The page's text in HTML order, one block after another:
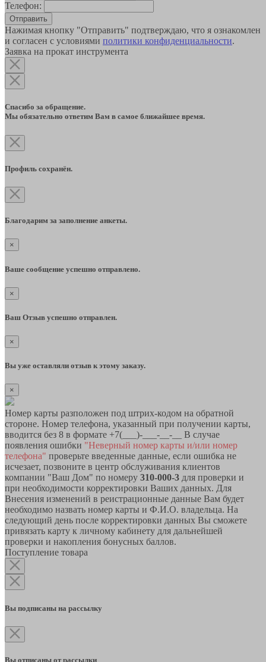
Телефон:
Отправить
Нажимая кнопку "Отправить" подтверждаю, что я ознакомлен
и согласен с условиями политики конфиденциальности.
Заявка на прокат инструмента
Спасибо за обращение.
Мы обязательно ответим Вам в самое ближайшее время.
Профиль сохранён.
Благодарим за заполнение анкеты.
×
Ваше сообщение успешно отправлено.
×
Ваш Отзыв успешно отправлен.
×
Вы уже оставляли отзыв к этому заказу.
×
Номер карты разположен под штрих-кодом на обратной
стороне. Номер телефона, указанный при получении карты,
вводится без 8 в формате +7(___)-___-__-__ В случае
появления ошибки "Неверный номер карты и/или номер
телефона" проверьте введенные данные, если ошибка не
исчезает, позвоните в центр обслуживания клиентов
компании "Ваш Дом" по номеру 310-000-3 для проверки и
при необходимости корректировки Ваших данных. Для
Внесения изменений в реистрационные данные Вам будет
необходимо назвать номер карты и Ф.И.О. владельца. На
следующий день после корректировки данных Вы сможете
привязать карту к личному кабинету для дальнейшей
проверки и накопления бонусных баллов.
Поступление товара
Вы подписаны на рассылку
Вы отписаны от рассылки